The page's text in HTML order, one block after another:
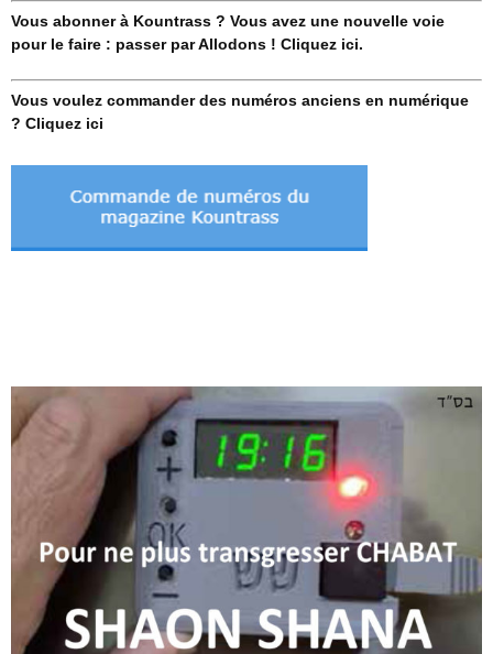
Vous abonner à Kountrass ? Vous avez une nouvelle voie
pour le faire : passer par Allodons ! Cliquez ici.
Vous voulez commander des numéros anciens en numérique
? Cliquez ici